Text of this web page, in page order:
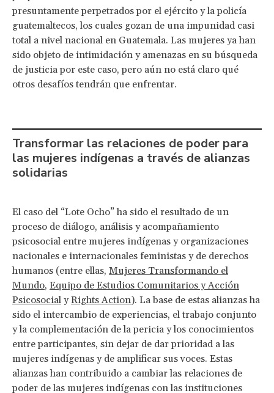
presuntamente perpetrados por el ejército y la policía
guatemaltecos, los cuales gozan de una impunidad casi
total a nivel nacional en Guatemala. Las mujeres ya han
sido objeto de intimidación y amenazas en su búsqueda
de justicia por este caso, pero aún no está claro qué
otros desafíos tendrán que enfrentar.
Transformar las relaciones de poder para
las mujeres indígenas a través de alianzas
solidarias
El caso del “Lote Ocho” ha sido el resultado de un
proceso de diálogo, análisis y acompañamiento
psicosocial entre mujeres indígenas y organizaciones
nacionales e internacionales feministas y de derechos
humanos (entre ellas, Mujeres Transformando el
Mundo, Equipo de Estudios Comunitarios y Acción
Psicosocial yRights Action). La base de estas alianzas ha
sido el intercambio de experiencias, el trabajo conjunto
y la complementación de la pericia y los conocimientos
entre participantes, sin dejar de dar prioridad a las
mujeres indígenas y de amplificar sus voces. Estas
alianzas han contribuido a cambiar las relaciones de
poder de las mujeres indígenas con las instituciones